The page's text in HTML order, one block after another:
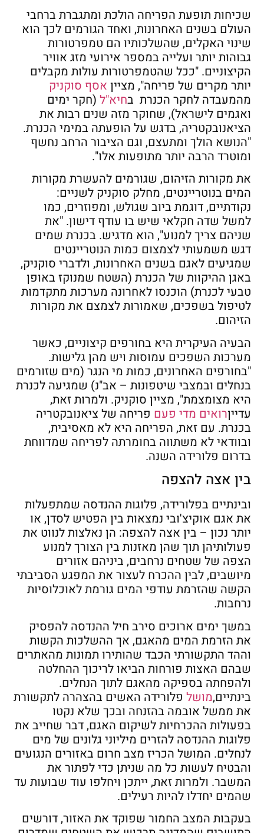
שכיחות תופעת הפריחה הולכת ומתגברת ברחבי
העולם בשנים האחרונות, ואחד הגורמים לכך הוא
שינוי האקלים, שהשלכותיו הם טמפרטורות
גבוהות יותר ועלייה במספר אירועי מזג אוויר
הקיצוניים. "ככל שהטמפרטורות עולות מקבלים
יותר מקרים של פריחה", מציין אסף סוקניק
מהמעבדה לחקר הכנרת בחיא"ל(חקר ימים
ואגמים לישראל), שחוקר מזה שנים רבות את
הציאנובקטריה, בדגש על הופעתה במימי הכנרת.
"הנושא הולך ומתעצם, וגם הציבור הרחב נחשף
ומוטרד הרבה יותר מתופעות אלו".
את מקורות הזיהום, שגורמים להעשרת מקורות
המים בנוטריינטים, מחלק סוקניק לשניים:
נקודתיים, דוגמת ביוב שגולש, ומפוזרים, כמו
למשל שדה חקלאי שיש בו עודף דישון. "את
שניהם צריך למנוע", הוא מדגיש. בכנרת שמים
דגש משמעותי לצמצום כמות הנוטריינטים
שמגיעים לאגם בשנים האחרונות, ולדברי סוקניק,
באגן ההיקוות של הכנרת (השטח שמנוקז באופן
טבעי לכנרת) הוכנסו לאחרונה מערכות מתקדמות
לטיפול בשפכים, שאמורות לצמצם את מקורות
הזיהום.
הבעיה העיקרית היא בחורפים קיצוניים, כאשר
מערכות השפכים עמוסות ויש מהן גלישות.
"בחורפים האחרונים, כמות מי הנגר (מים שזורמים
בנחלים ובמצבי שיטפונות – אב"נ) שמגיעה לכנרת
היא מצומצמת", מציין סוקניק. ולמרות זאת,
עדייןרואים מדי פעם פריחה של ציאנובקטריה
בכנרת. עם זאת, הפריחה היא לא מאסיבית,
ובוודאי לא משתווה בחומרתה לפריחה שמדווחת
בדרום פלורידה השנה.
בין אצה להצפה
ובינתיים בפלורידה, פלוגות ההנדסה שמתפעלות
את אגם אוקיצ'ובי נמצאות בין הפטיש לסדן, או
יותר נכון – בין אצה להצפה: הן נאלצות לנווט את
פעולותיהן תוך שהן מאזנות בין הצורך למנוע
הצפה של שטחים נרחבים, ביניהם אזורים
מיושבים, לבין ההכרח לעצור את המפגע הסביבתי
הקשה שהזרמת עודפי המים גורמת לאוכלוסיות
נרחבות.
במשך ימים ארוכים סירב חיל ההנדסה להפסיק
את הזרמת המים מהאגם, אך ההשלכות הקשות
וההד התקשורתי הכבד שהותירו תמונות מהאתרים
שבהם האצות פורחות הביאו לריכוך ההחלטה
ולהפחתה בספיקה מהאגם לתוך הנחלים.
בינתיים,מושלפלורידה האשים בהצהרה לתקשורת
את ממשל אובמה בהזנחה ובכך שלא נקטו
בפעולות ההכרחיות לשיקום האגם, דבר שחייב את
פלוגות ההנדסה להזרים מיליוני גלונים של מים
לנחלים. המושל הכריז מצב חרום באזורים הנגועים
והבטיח לעשות כל מה שניתן כדי לפתור את
המשבר. ולמרות זאת, ייתכן ויחלפו עוד שבועות עד
שהמים יחדלו להיות רעילים.
בעקבות המצב החמור שפוקד את האזור, דורשים